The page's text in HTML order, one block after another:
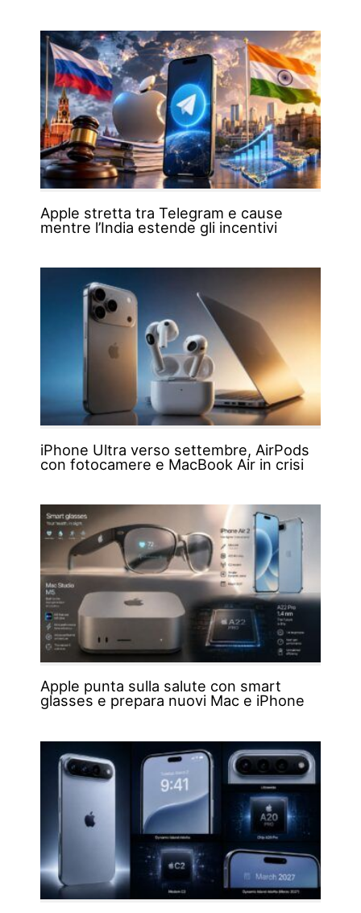
Apple stretta tra Telegram e cause
mentre l’India estende gli incentivi
iPhone Ultra verso settembre, AirPods
con fotocamere e MacBook Air in crisi
Apple punta sulla salute con smart
glasses e prepara nuovi Mac e iPhone